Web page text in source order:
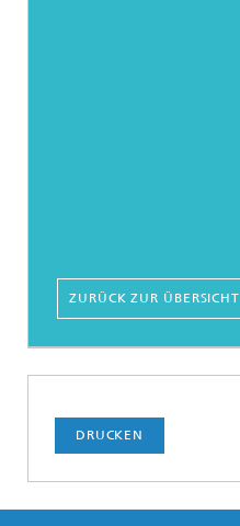
ZURÜCK ZUR ÜBERSICHT
DRUCKEN